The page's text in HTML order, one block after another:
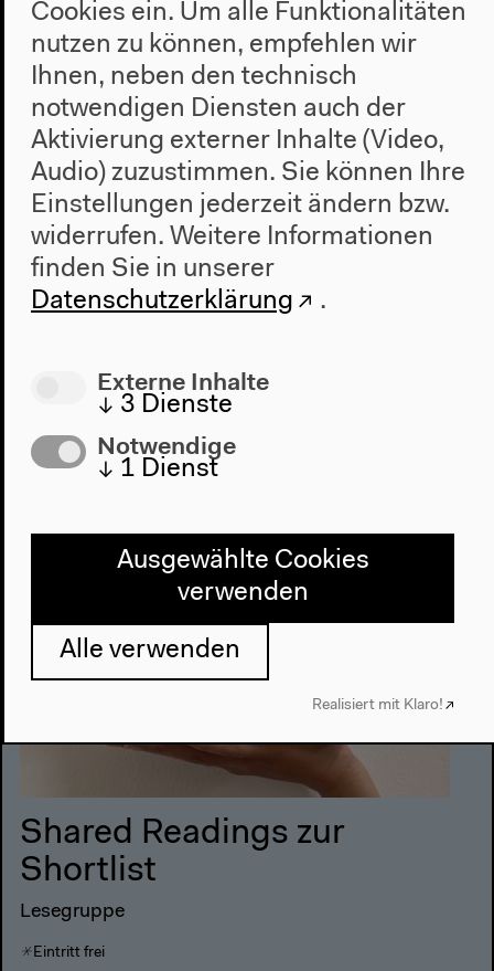
Shared Readings zur
Shortlist
Lesegruppe
Eintritt frei
13h
Amerika-Gedenkbibliothek
Shared Readings zur
Shortlist
Lesegruppe
Eintritt frei
Cookies ein. Um alle Funktionalitäten
nutzen zu können, empfehlen wir
Ihnen, neben den technisch
notwendigen Diensten auch der
Aktivierung externer Inhalte (Video,
Audio) zuzustimmen. Sie können Ihre
Einstellungen jederzeit ändern bzw.
widerrufen. Weitere Informationen
finden Sie in unserer
Datenschutzerklärung
.
Externe Inhalte
↓ 3 Dienste
Notwendige
↓ 1 Dienst
Ausgewählte Cookies
verwenden
Alle verwenden
Realisiert mit Klaro!